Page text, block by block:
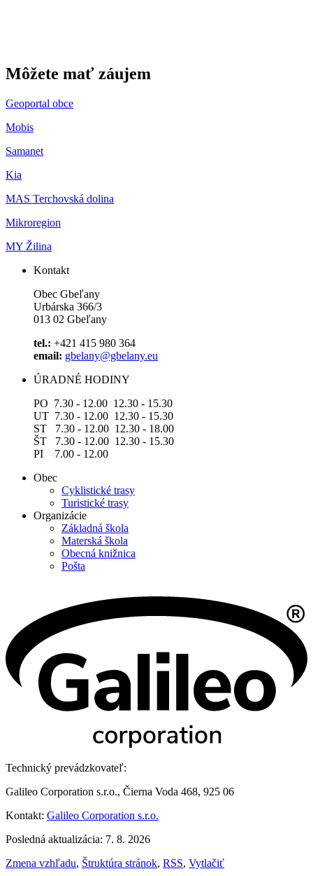
Môžete mať záujem
Geoportal obce
Mobis
Samanet
Kia
MAS Terchovská dolina
Mikroregion
MY Žilina
Kontakt
Obec Gbeľany
Urbárska 366/3
013 02 Gbeľany
tel.: +421 415 980 364
email: gbelany@gbelany.eu
ÚRADNÉ HODINY
PO 7.30 - 12.00 12.30 - 15.30
UT 7.30 - 12.00 12.30 - 15.30
ST 7.30 - 12.00 12.30 - 18.00
ŠT 7.30 - 12.00 12.30 - 15.30
PI 7.00 - 12.00
Obec
Cyklistické trasy
Turistické trasy
Organizácie
Základná škola
Materská škola
Obecná knižnica
Pošta
Technický prevádzkovateľ:
Galileo Corporation s.r.o., Čierna Voda 468, 925 06
Kontakt: Galileo Corporation s.r.o.
Posledná aktualizácia: 7. 8. 2026
Zmena vzhľadu, Štruktúra stránok, RSS, Vytlačiť